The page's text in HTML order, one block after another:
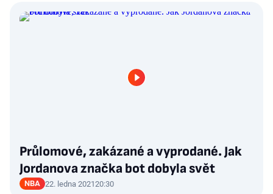
Průlomové, zakázané a vyprodané. Jak
Jordanova značka bot dobyla svět
NBA 22. ledna 202120:30